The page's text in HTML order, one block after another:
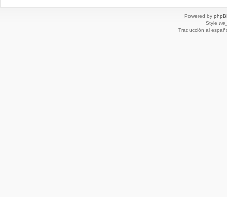
Powered by
Style
Traducción al